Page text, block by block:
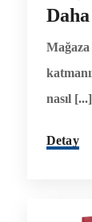
Mağaza
nasıl [...]
Detay